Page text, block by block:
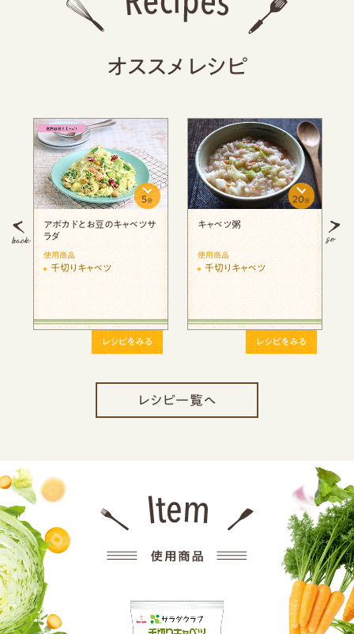
オススメレシピ
料理研究家監修
千切りキャベツとベーコンの
塩麹スープ
10
使用商品
千切りキャベツ
レシピをみる
料理研究家 監修
千切りキャベニラ餃子風春
巻き
15
使用商品
千切りキャベツ
レシピをみる
レシピ一覧へ